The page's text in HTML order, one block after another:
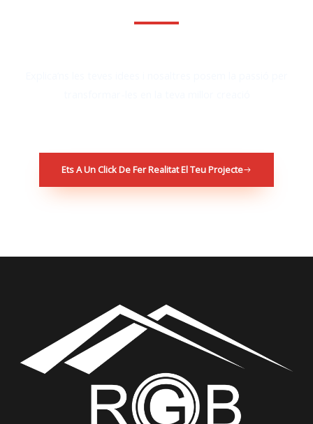
Ets A Un Click De Fer Realitat El Teu Projecte